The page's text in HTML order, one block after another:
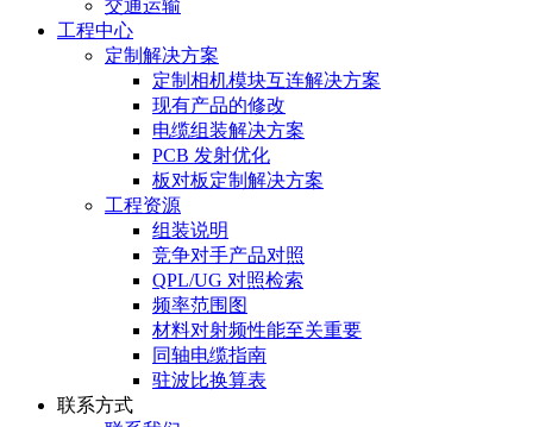
交通运输
工程中心
定制解决方案
定制相机模块互连解决方案
现有产品的修改
电缆组装解决方案
PCB 发射优化
板对板定制解决方案
工程资源
组装说明
竞争对手产品对照
QPL/UG 对照检索
频率范围图
材料对射频性能至关重要
同轴电缆指南
驻波比换算表
联系方式